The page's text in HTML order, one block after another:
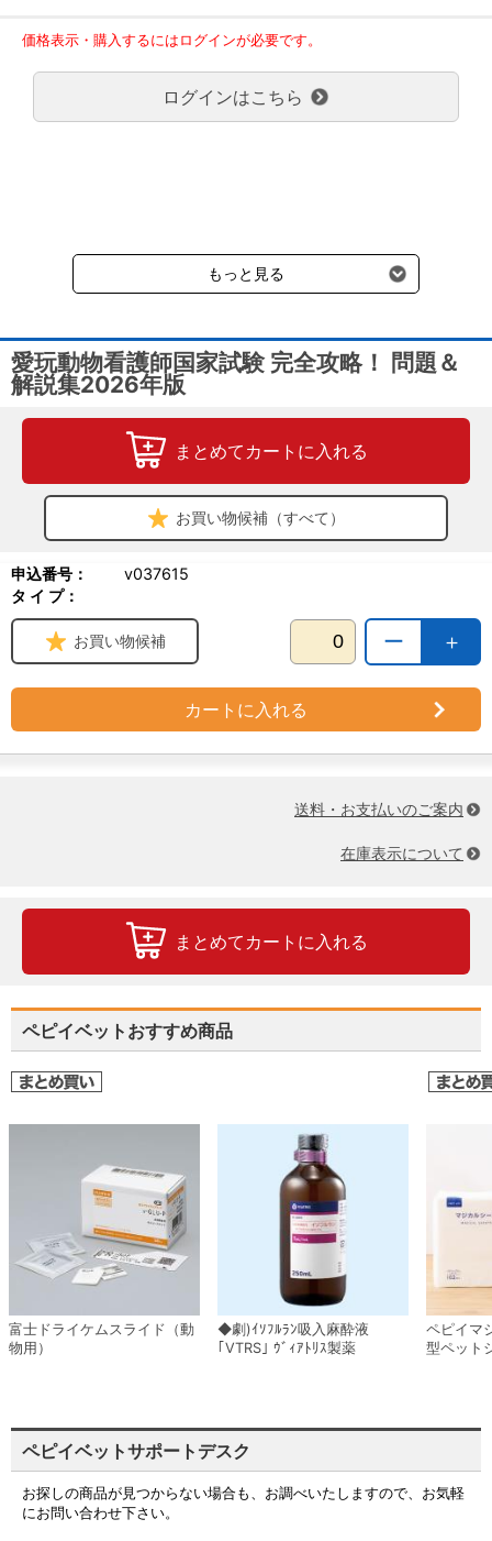
看護師の皆様にもオススメ。
編：緑書房編集部
発行：緑書房
ご了承のほどよろしくお願い致します。
弊社都合でお届けが２回以上に分かれる場合の送料負担は、１回分
のみで新たな送料は発生しません。
大型商品送料が必要な商品をご注文の場合は、大型商品送料のみご
負担頂きます。
受けます。
価格表示・購入するにはログインが必要です。
ログインはこちら
もっと見る
愛玩動物看護師国家試験 完全攻略！ 問題＆
解説集2026年版
まとめてカートに入れる
お買い物候補（すべて）
申込番号：
v037615
タ イ プ：
＋
ー
お買い物候補
カートに入れる
送料・お支払いのご案内
在庫表示について
まとめてカートに入れる
ペピイベットおすすめ商品
富士ドライケムスライド（動
物用）
◆劇)ｲｿﾌﾙﾗﾝ吸入麻酔液
｢VTRS｣ ｳﾞｨｱﾄﾘｽ製薬
ペピイマ
型ペット
ペピイベットサポートデスク
お探しの商品が見つからない場合も、お調べいたしますので、お気軽
にお問い合わせ下さい。